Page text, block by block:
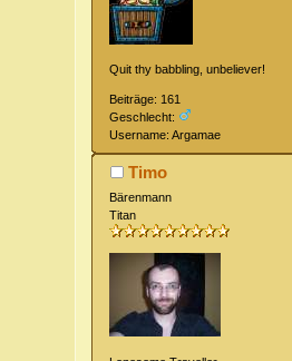
Quit thy babbling, unbeliever!
Beiträge: 161
Geschlecht:
Username: Argamae
Timo
Bärenmann
Titan